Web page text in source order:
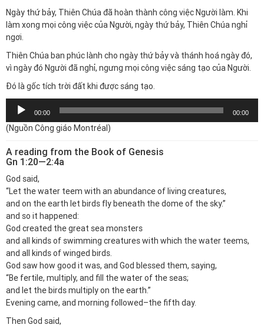
Ngày thứ bảy, Thiên Chúa đã hoàn thành công việc Người làm. Khi
làm xong mọi công việc của Người, ngày thứ bảy, Thiên Chúa nghỉ
ngơi.
Thiên Chúa ban phúc lành cho ngày thứ bảy và thánh hoá ngày đó,
vì ngày đó Người đã nghỉ, ngưng mọi công việc sáng tạo của Người.
Đó là gốc tích trời đất khi được sáng tạo.
Trình
chơi
Audio
00:00 00:00
(Nguồn Công giáo Montréal)
A reading from the Book of Genesis
Gn 1:20—2:4a
God said,
“Let the water teem with an abundance of living creatures,
and on the earth let birds fly beneath the dome of the sky.”
and so it happened:
God created the great sea monsters
and all kinds of swimming creatures with which the water teems,
and all kinds of winged birds.
God saw how good it was, and God blessed them, saying,
“Be fertile, multiply, and fill the water of the seas;
and let the birds multiply on the earth.”
Evening came, and morning followed–the fifth day.
Then God said,